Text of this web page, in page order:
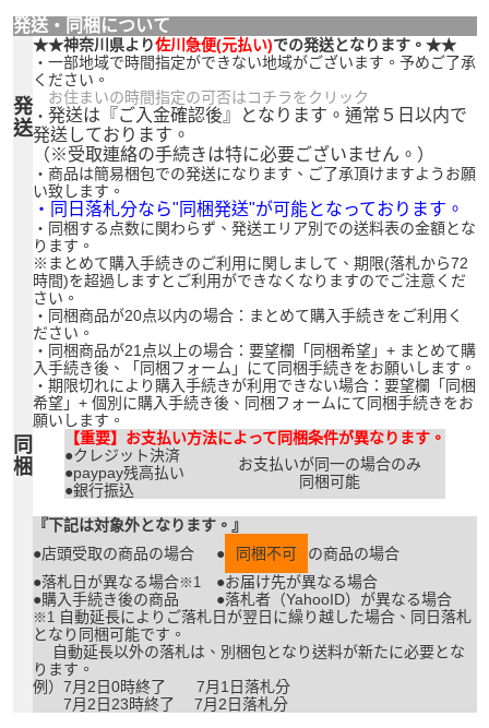
発送・同梱について
発
送
★★神奈川県より佐川急便(元払い)での発送となります。★★
・一部地域で時間指定ができない地域がございます。予めご了承
ください。
お住まいの時間指定の可否はコチラをクリック
・ 発送は『ご入金確認後』となります。通常５日以内で
発送しております。
（※受取連絡の手続きは特に必要ございません。）
・商品は簡易梱包での発送になります、ご了承頂けますようお願
い致します。
同
梱
・同日落札分なら"同梱発送"が可能となっております。
・同梱する点数に関わらず、発送エリア別での送料表の金額とな
ります。
※まとめて購入手続きのご利用に関しまして、期限(落札から72
時間)を超過しますとご利用ができなくなりますのでご注意くだ
さい。
・同梱商品が20点以内の場合：まとめて購入手続きをご利用く
ださい。
・同梱商品が21点以上の場合：要望欄「同梱希望」+ まとめて購
入手続き後、「同梱フォーム」にて同梱手続きをお願いします。
・期限切れにより購入手続きが利用できない場合：要望欄「同梱
希望」+ 個別に購入手続き後、同梱フォームにて同梱手続きをお
願いします。
【重要】お支払い方法によって同梱条件が異なります。
●クレジット決済
●paypay残高払い
●銀行振込
お支払いが同一の場合のみ
同梱可能
『下記は対象外となります。』
●店頭受取の商品の場合
● 同梱不可
の商品の場合
●落札日が異なる場合※1
●お届け先が異なる場合
●購入手続き後の商品
●落札者（YahooID）が異なる場合
※1 自動延長によりご落札日が翌日に繰り越した場合、同日落札
となり同梱可能です。
自動延長以外の落札は、別梱包となり送料が新たに必要とな
ります。
例）7月2日0時終了 7月1日落札分
7月2日23時終了 7月2日落札分